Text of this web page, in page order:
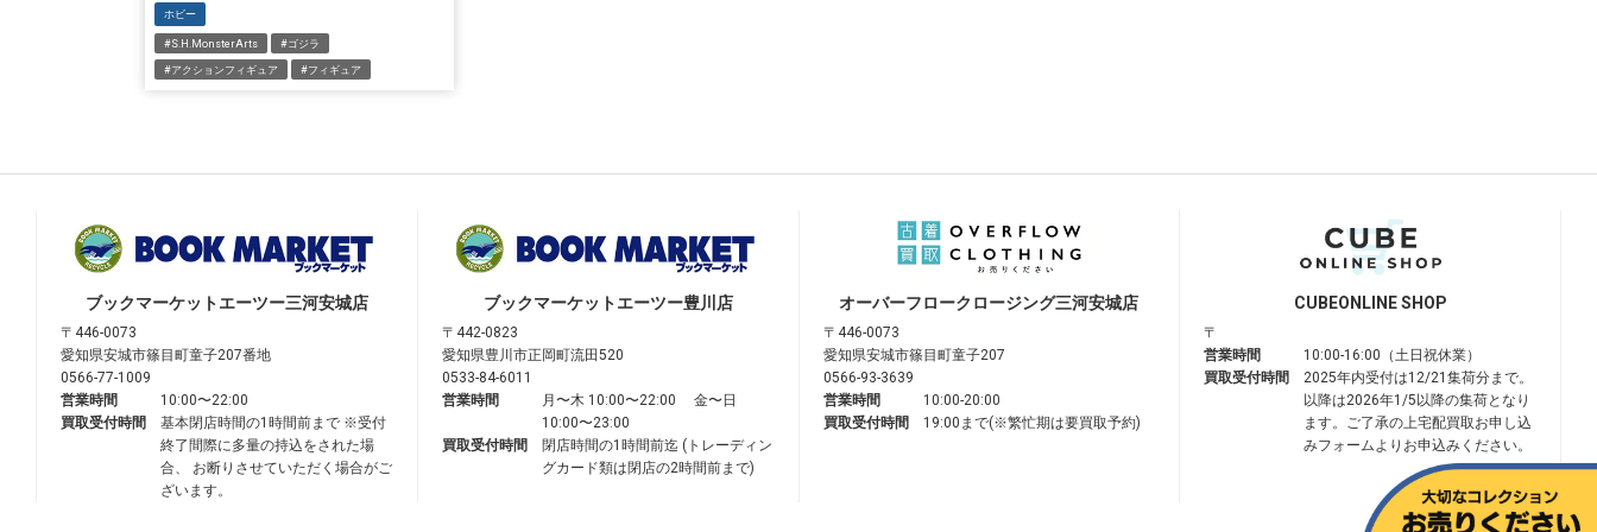
ホビー
#S.H.MonsterArts #ゴジラ
#アクションフィギュア #フィギュア
ブックマーケットエーツー三河安城店
〒446-0073
愛知県安城市篠目町童子207番地
0566-77-1009
営業時間
10:00〜22:00
買取受付時間
基本閉店時間の1時間前まで ※受付
終了間際に多量の持込をされた場
合、 お断りさせていただく場合がご
ざいます。
ブックマーケットエーツー豊川店
〒442-0823
愛知県豊川市正岡町流田520
0533-84-6011
営業時間
月〜木 10:00〜22:00 金〜日
10:00〜23:00
買取受付時間
閉店時間の1時間前迄 (トレーディン
グカード類は閉店の2時間前まで)
オーバーフロークロージング三河安城店
〒446-0073
愛知県安城市篠目町童子207
0566-93-3639
営業時間
10:00-20:00
買取受付時間
19:00まで(※繁忙期は要買取予約)
CUBEONLINE SHOP
〒
営業時間
10:00-16:00（土日祝休業）
買取受付時間
2025年内受付は12/21集荷分まで。
以降は2026年1/5以降の集荷となり
ます。ご了承の上宅配買取お申し込
みフォームよりお申込みください。